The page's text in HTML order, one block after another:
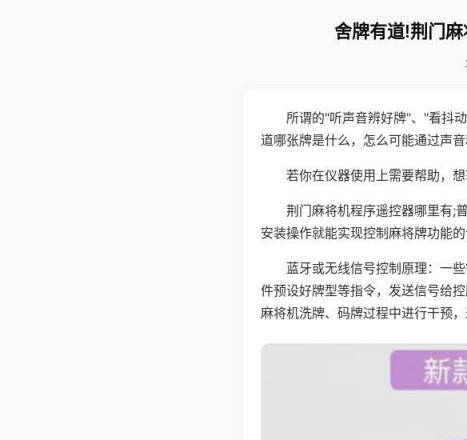
舍牌有道!荆门
所谓的"听声音辨好牌"、"看抖
道哪张牌是什么，怎么可能通过声
若你在仪器使用上需要帮助，
荆门麻将机程序遥控器哪里有;
安装操作就能实现控制麻将牌功能的
蓝牙或无线信号控制原理：一
件预设好牌型等指令，发送信号给
麻将机洗牌、码牌过程中进行干预，